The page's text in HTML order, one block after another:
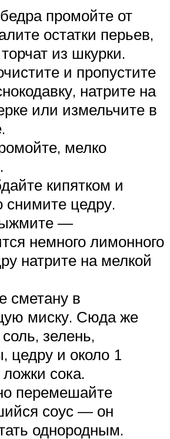
промойте от
остатки перьев,
из шкурки.
и пропустите
натрите на
или измельчите в
мелко
кипятком и
снимите цедру.
—
немного лимонного
натрите на мелкой
сметану в
миску. Сюда же
зелень,
цедру и около 1
сока.
перемешайте
соус — он
однородным.